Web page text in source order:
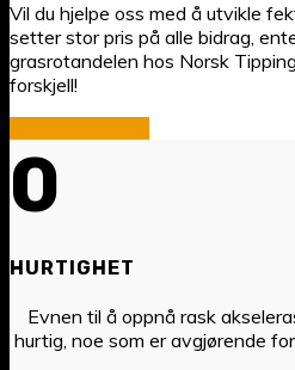
Vil du hjelpe oss med å utvikle
setter stor pris på alle bidrag,
grasrotandelen hos Norsk
forskjell!
0
HURTIGHET
Evnen til å oppnå rask
hurtig, noe som er avgjørende